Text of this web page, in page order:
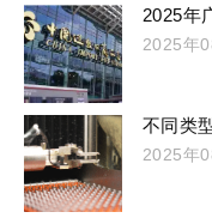
2025年
2025年
不同类
2025年